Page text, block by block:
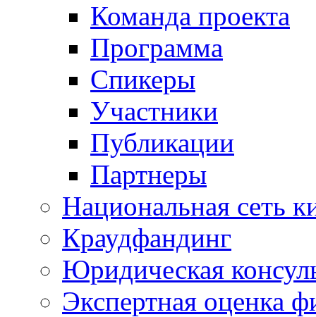
Команда проекта
Программа
Спикеры
Участники
Публикации
Партнеры
Национальная сеть
Краудфандинг
Юридическая
Экспертная оценка